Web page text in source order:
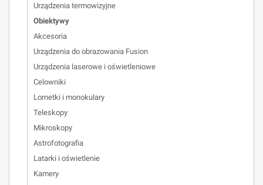
Urządzenia termowizyjne
Obiektywy
Akcesoria
Urządzenia do obrazowania Fusion
Urządzenia laserowe i oświetleniowe
Celowniki
Lornetki i monokulary
Teleskopy
Mikroskopy
Astrofotografia
Latarki i oświetlenie
Kamery